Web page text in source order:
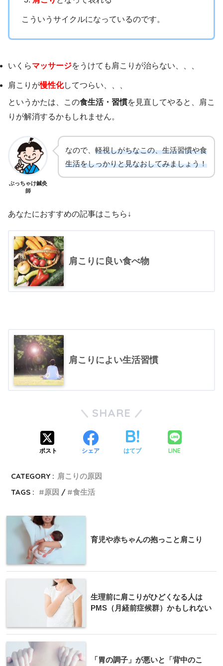
こういうサイクルになっているのです。
いくらマッサージをうけても肩こりが治らない、、、
肩こりが慢性化してつらい、、、
というかたは、この食生活・習慣を見直してやると、肩こ
りが解消するかもしれません。
ぶっちゃけ鍼灸
師
なので、 軽視しがちなこの、生活習慣や食
生活をしっかりと見なおしてみましょう！
あなたにおすすめの記事はこちら↓
肩こりに良い食べ物
肩こりによい生活習慣
SHARE
ポスト シェア はてブ LINE
CATEGORY : 肩こりの原因
TAGS :
原因 食生活
育児や赤ちゃんの抱っこと肩こり
生理前に肩こりがひどくなる人は
PMS（月経前症候群）かもしれない
「胃の調子」が悪いと「背中のこ